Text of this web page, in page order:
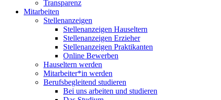
Transparenz
Mitarbeiten
Stellenanzeigen
Stellenanzeigen Hauseltern
Stellenanzeigen Erzieher
Stellenanzeigen Praktikanten
Online Bewerben
Hauseltern werden
Mitarbeiter*in werden
Berufsbegleitend studieren
Bei uns arbeiten und studieren